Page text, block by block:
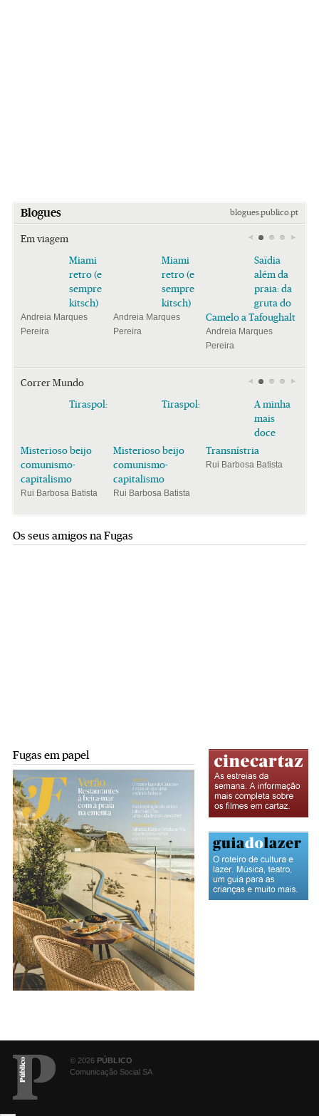
Blogues blogues.publico.pt
Em viagem
Miami
retro (e
sempre
kitsch)
Andreia Marques
Pereira
Miami
retro (e
sempre
kitsch)
Andreia Marques
Pereira
Saïdia
além da
praia: da
gruta do
Camelo a Tafoughalt
Andreia Marques
Pereira
Correr Mundo
Tiraspol:
Misterioso beijo
comunismo-
capitalismo
Rui Barbosa Batista
Tiraspol:
Misterioso beijo
comunismo-
capitalismo
Rui Barbosa Batista
A minha
mais
doce
Transnístria
Rui Barbosa Batista
Os seus amigos na Fugas
Fugas em papel
© 2026 PÚBLICO
Comunicação Social SA